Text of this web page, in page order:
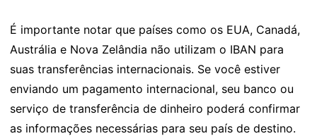
É importante notar que países como os EUA, Canadá,
Austrália e Nova Zelândia não utilizam o IBAN para
suas transferências internacionais. Se você estiver
enviando um pagamento internacional, seu banco ou
serviço de transferência de dinheiro poderá confirmar
as informações necessárias para seu país de destino.